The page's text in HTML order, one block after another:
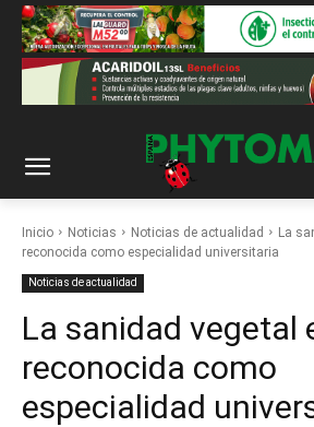
Inicio Noticias Noticias de actualidad
La
reconocida como especialidad universitaria
Noticias de actualidad
La sanidad vegetal
reconocida como
especialidad